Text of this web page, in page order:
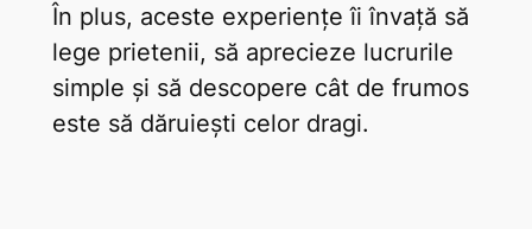
În plus, aceste experiențe îi învață să
lege prietenii, să aprecieze lucrurile
simple și să descopere cât de frumos
este să dăruiești celor dragi.